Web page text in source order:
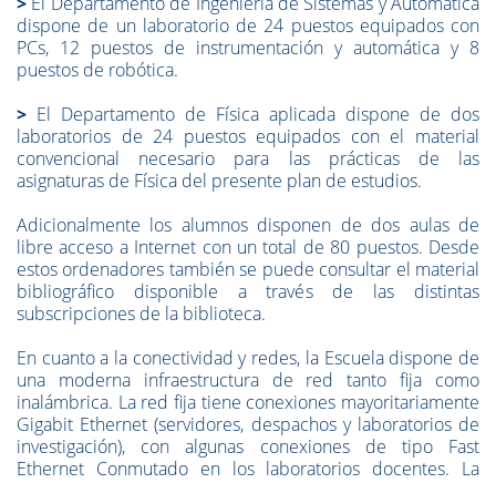
dispone de un laboratorio de 24 puestos equipados con
PCs, 12 puestos de instrumentación y automática y 8
puestos de robótica.
> El Departamento de Física aplicada dispone de dos
laboratorios de 24 puestos equipados con el material
convencional necesario para las prácticas de las
asignaturas de Física del presente plan de estudios.
Adicionalmente los alumnos disponen de dos aulas de
libre acceso a Internet con un total de 80 puestos. Desde
estos ordenadores también se puede consultar el material
bibliográfico disponible a través de las distintas
subscripciones de la biblioteca.
En cuanto a la conectividad y redes, la Escuela dispone de
una moderna infraestructura de red tanto fija como
inalámbrica. La red fija tiene conexiones mayoritariamente
Gigabit Ethernet (servidores, despachos y laboratorios de
investigación), con algunas conexiones de tipo Fast
Ethernet Conmutado en los laboratorios docentes. La